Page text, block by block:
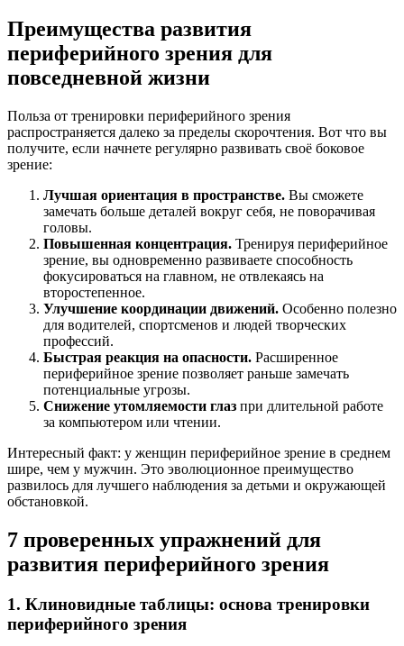
Преимущества развития
периферийного зрения для
повседневной жизни
Польза от тренировки периферийного зрения
распространяется далеко за пределы скорочтения. Вот что вы
получите, если начнете регулярно развивать своё боковое
зрение:
Лучшая ориентация в пространстве. Вы сможете
замечать больше деталей вокруг себя, не поворачивая
головы.
Повышенная концентрация. Тренируя периферийное
зрение, вы одновременно развиваете способность
фокусироваться на главном, не отвлекаясь на
второстепенное.
Улучшение координации движений. Особенно полезно
для водителей, спортсменов и людей творческих
профессий.
Быстрая реакция на опасности. Расширенное
периферийное зрение позволяет раньше замечать
потенциальные угрозы.
Снижение утомляемости глаз при длительной работе
за компьютером или чтении.
Интересный факт: у женщин периферийное зрение в среднем
шире, чем у мужчин. Это эволюционное преимущество
развилось для лучшего наблюдения за детьми и окружающей
обстановкой.
7 проверенных упражнений для
развития периферийного зрения
1. Клиновидные таблицы: основа тренировки
периферийного зрения